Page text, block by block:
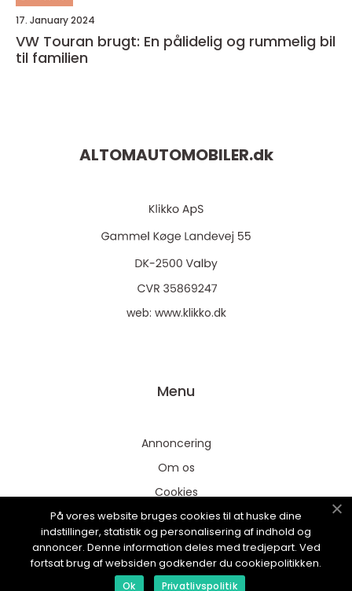
17. January 2024
VW Touran brugt: En pålidelig og rummelig bil
til familien
ALTOMAUTOMOBILER.dk
web: www.klikko.dk
Menu
Annoncering
Om os
Cookies
Kontakt os
Sitemap
På vores website bruges cookies til at huske dine
indstillinger, statistik og personalisering af indhold og
annoncer. Denne information deles med tredjepart. Ved
fortsat brug af websiden godkender du cookiepolitikken.
Ok Privatlivspolitik